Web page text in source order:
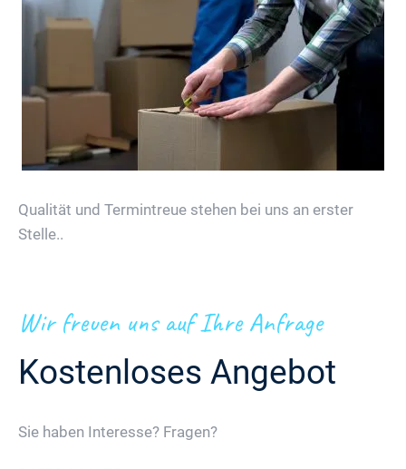
Qualität und Termintreue stehen bei uns an erster
Stelle..
Wir freuen uns auf Ihre Anfrage
Kostenloses Angebot
Sie haben Interesse? Fragen?